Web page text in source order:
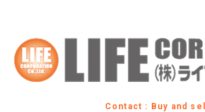
Contact : Buy and sell